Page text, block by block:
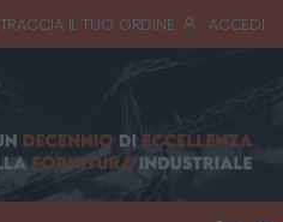
TRACCIA IL TUO ORDINE ACCEDI